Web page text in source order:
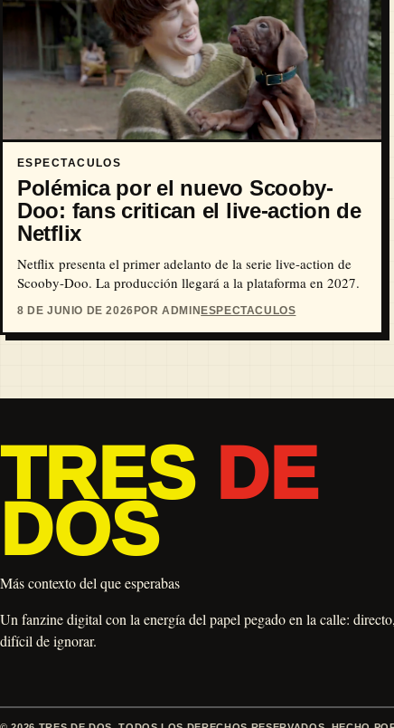
ESPECTACULOS
Polémica por el nuevo Scooby-
Doo: fans critican el live-action de
Netflix
Netflix presenta el primer adelanto de la serie live-action de
Scooby-Doo. La producción llegará a la plataforma en 2027.
8 DE JUNIO DE 2026 POR ADMIN ESPECTACULOS
TRES DE
DOS
Más contexto del que esperabas
Un fanzine digital con la energía del papel pegado en la calle:
difícil de ignorar.